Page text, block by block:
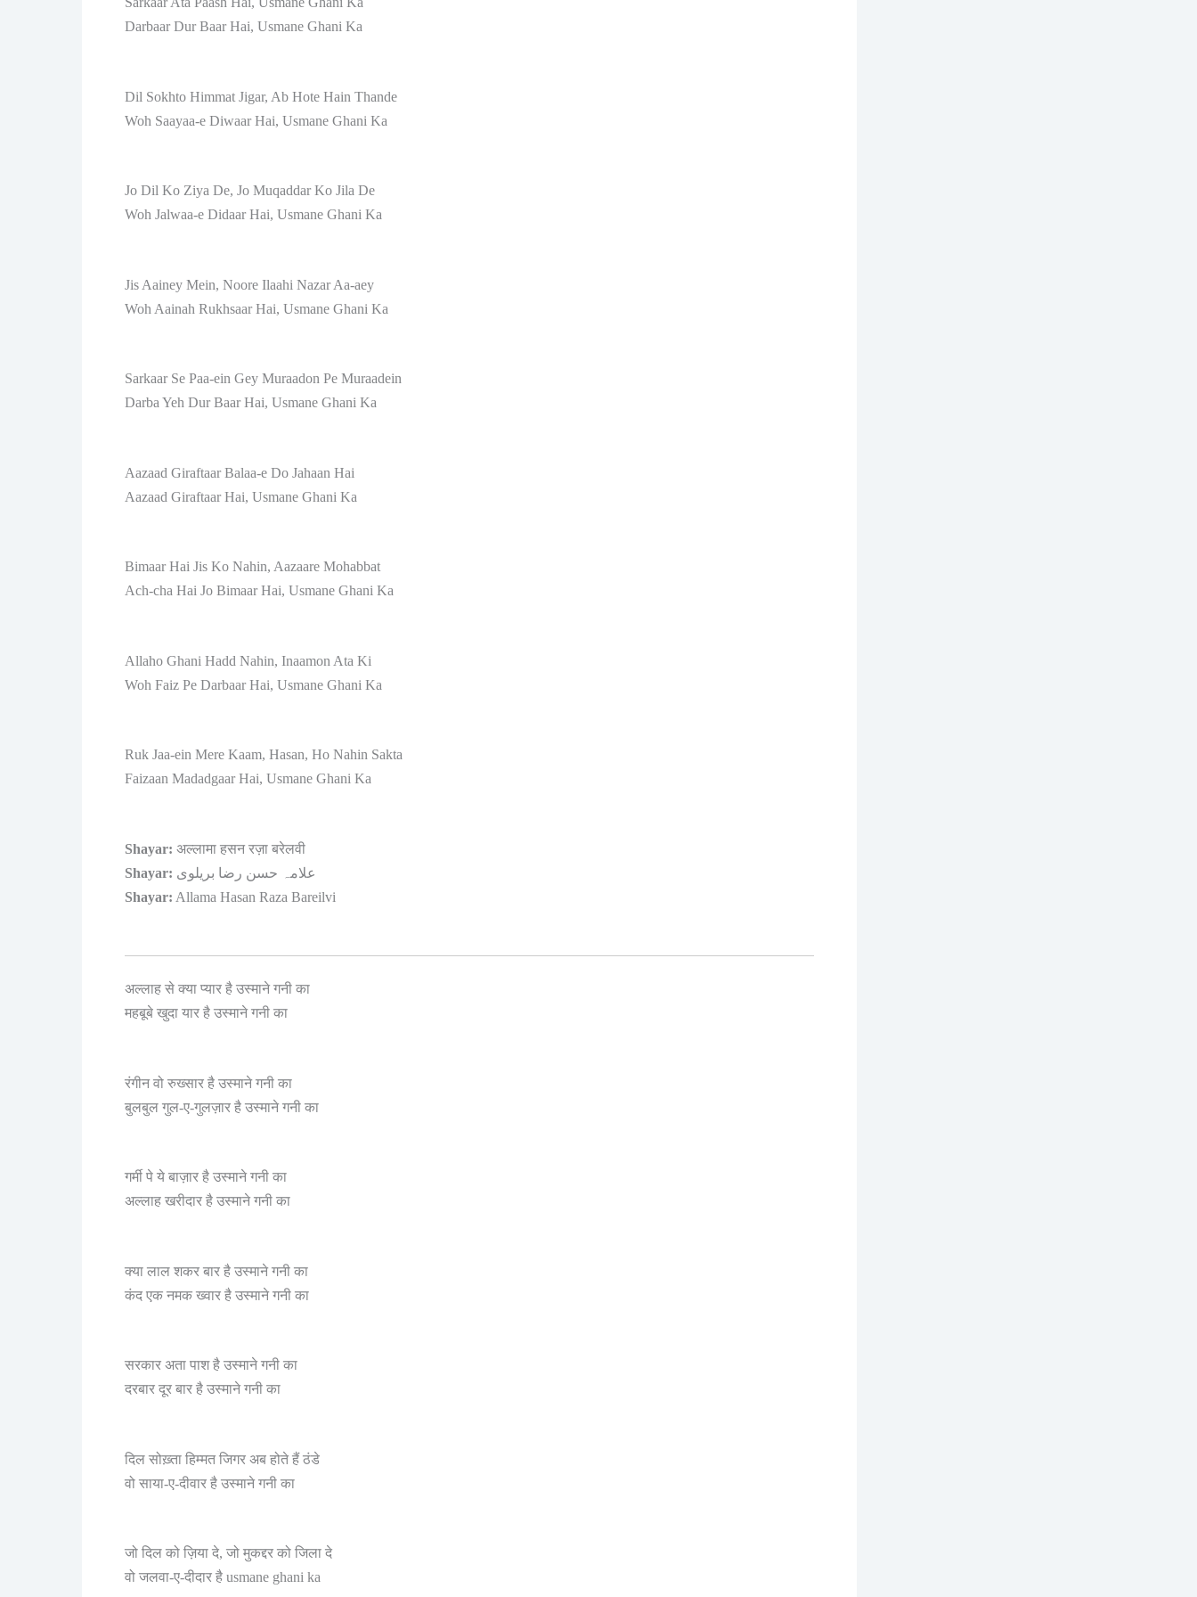
Darbaar Dur Baar Hai, Usmane Ghani Ka
Dil Sokhto Himmat Jigar, Ab Hote Hain Thande
Woh Saayaa-e Diwaar Hai, Usmane Ghani Ka
Jo Dil Ko Ziya De, Jo Muqaddar Ko Jila De
Woh Jalwaa-e Didaar Hai, Usmane Ghani Ka
Jis Aainey Mein, Noore Ilaahi Nazar Aa-aey
Woh Aainah Rukhsaar Hai, Usmane Ghani Ka
Sarkaar Se Paa-ein Gey Muraadon Pe Muraadein
Darba Yeh Dur Baar Hai, Usmane Ghani Ka
Aazaad Giraftaar Balaa-e Do Jahaan Hai
Aazaad Giraftaar Hai, Usmane Ghani Ka
Bimaar Hai Jis Ko Nahin, Aazaare Mohabbat
Ach-cha Hai Jo Bimaar Hai, Usmane Ghani Ka
Allaho Ghani Hadd Nahin, Inaamon Ata Ki
Woh Faiz Pe Darbaar Hai, Usmane Ghani Ka
Ruk Jaa-ein Mere Kaam, Hasan, Ho Nahin Sakta
Faizaan Madadgaar Hai, Usmane Ghani Ka
Shayar: अल्लामा हसन रज़ा बरेलवी
Shayar: علامہ حسن رضا بریلوی
Shayar: Allama Hasan Raza Bareilvi
अल्लाह से क्या प्यार है उस्माने गनी का
महबूबे खुदा यार है उस्माने गनी का
रंगीन वो रुख्सार है उस्माने गनी का
बुलबुल गुल-ए-गुलज़ार है उस्माने गनी का
गर्मी पे ये बाज़ार है उस्माने गनी का
अल्लाह खरीदार है उस्माने गनी का
क्या लाल शकर बार है उस्माने गनी का
कंद एक नमक ख्वार है उस्माने गनी का
सरकार अता पाश है उस्माने गनी का
दरबार दूर बार है उस्माने गनी का
दिल सोख़्ता हिम्मत जिगर अब होते हैं ठंडे
वो साया-ए-दीवार है उस्माने गनी का
जो दिल को ज़िया दे, जो मुकद्दर को जिला दे
वो जलवा-ए-दीदार है usmane ghani ka